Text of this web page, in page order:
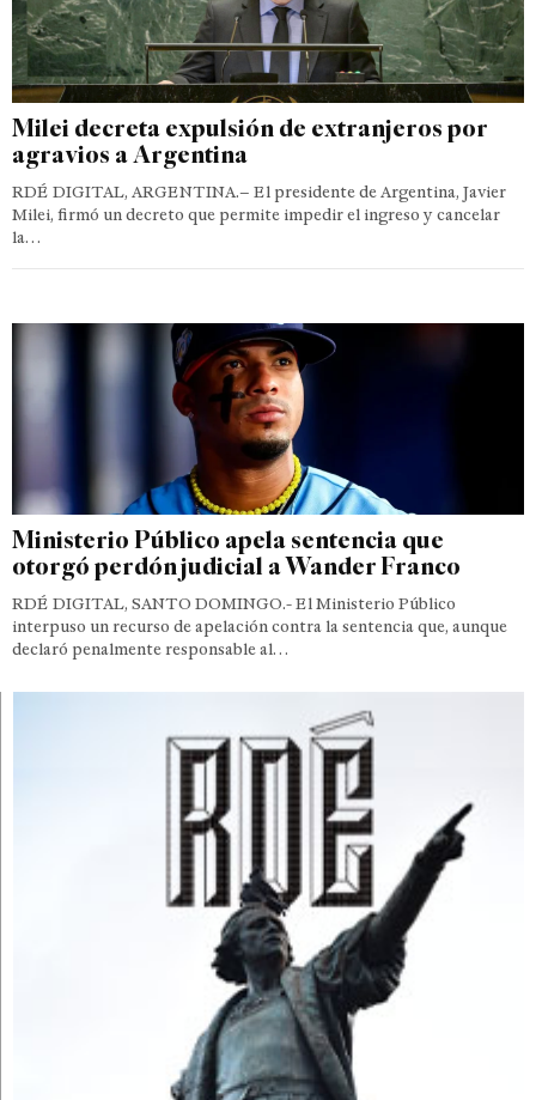
Milei decreta expulsión de extranjeros por
agravios a Argentina
RDÉ DIGITAL, ARGENTINA.– El presidente de Argentina, Javier
Milei, firmó un decreto que permite impedir el ingreso y cancelar
la…
Ministerio Público apela sentencia que
otorgó perdón judicial a Wander Franco
RDÉ DIGITAL, SANTO DOMINGO.- El Ministerio Público
interpuso un recurso de apelación contra la sentencia que, aunque
declaró penalmente responsable al…